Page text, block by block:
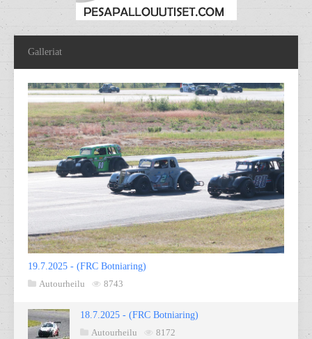
Galleriat
19.7.2025 - (FRC Botniaring)
Autourheilu
8743
18.7.2025 - (FRC Botniaring)
Autourheilu
8172